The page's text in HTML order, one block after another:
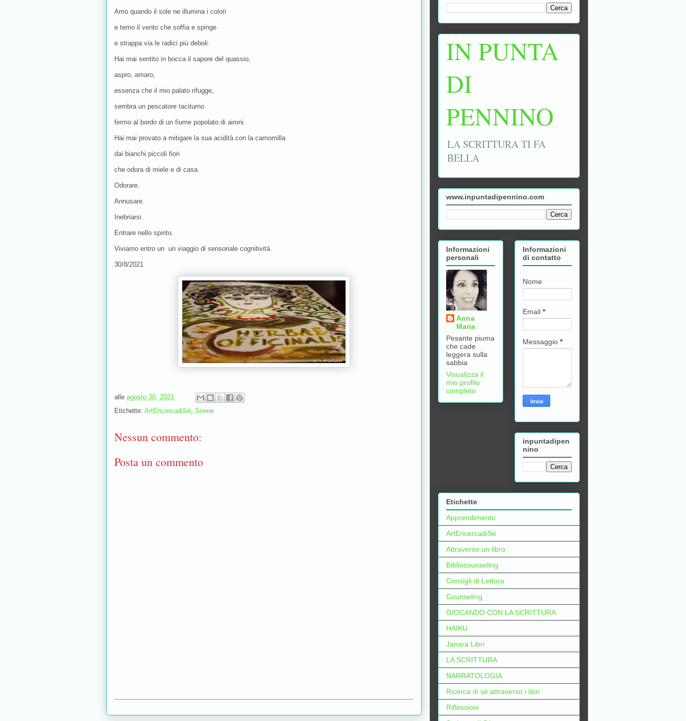
Amo quando il sole ne illumina i colori
e temo il vento che soffia e spinge
e strappa via le radici più deboli.
Hai mai sentito in bocca il sapore del quassio,
aspro, amaro,
essenza che il mio palato rifugge,
sembra un pescatore taciturno
fermo al bordo di un fiume popolato di aironi.
Hai mai provato a mitigare la sua acidità con la camomilla
dai bianchi piccoli fiori
che odora di miele e di casa.
Odorare.
Annusare.
Inebriarsi.
Entrare nello spirito.
Viviamo entro un un viaggio di sensoriale cognitività.
30/8/2021
alle agosto 30, 2021
Etichette: ArtEricercadiSé, Sirene
Nessun commento:
Posta un commento
IN PUNTA
DI
PENNINO
LA SCRITTURA TI FA
BELLA
www.inpuntadipennino.com
Informazioni
personali
Anna
Maria
Pesante piuma
che cade
leggera sulla
sabbia
Visualizza il
mio profilo
completo
Informazioni
di contatto
Nome
Email *
Messaggio *
inpuntadipen
nino
Etichette
Apprendimento
ArtEricercadiSé
Attraverso un libro
Bibliocounseling
Consigli di Lettura
Counseling
GIOCANDO CON LA SCRITTURA
HAIKU
Janara Libri
LA SCRITTURA
NARRATOLOGIA
Ricerca di sé attraverso i libri
Riflessioni